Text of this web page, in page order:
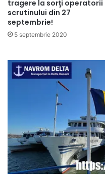
tragere la sorţi operatorii
scrutinului din 27
septembrie!
5 septembrie 2020